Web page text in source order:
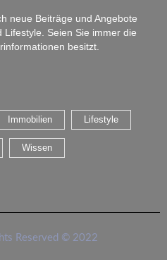
neue Beiträge und Angebote
Seien Sie immer die
besitzt.
Immobilien Lifestyle
Wissen
Reserved © 2022